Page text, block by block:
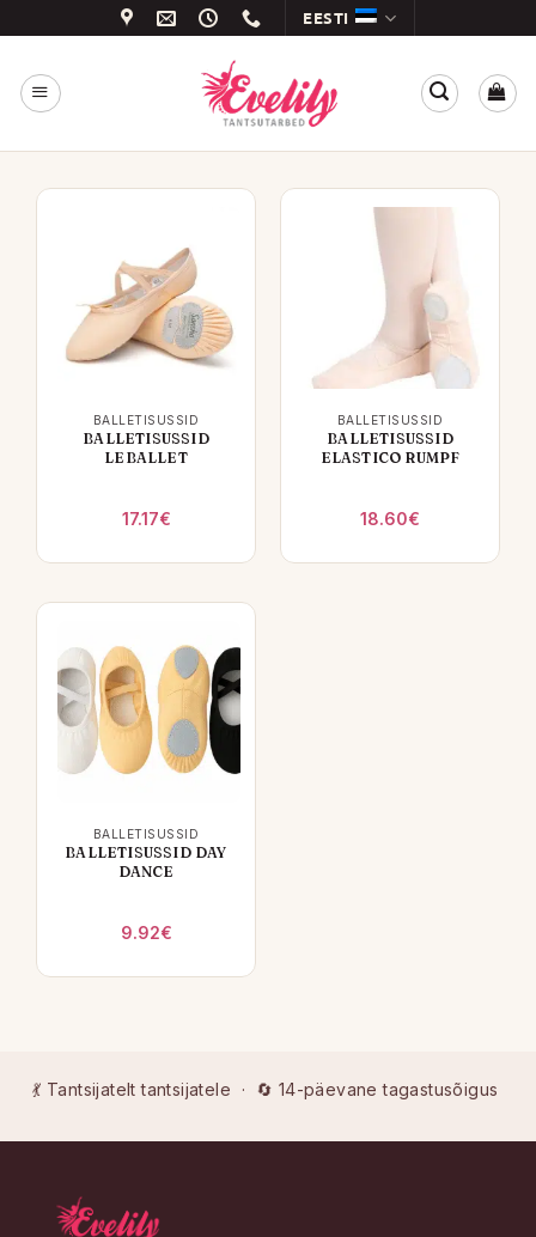
to
content
EESTI
BALLETISUSSID
BALLETISUSSID
LEBALLET
17.17€
BALLETISUSSID
BALLETISUSSID
ELASTICO RUMPF
18.60€
BALLETISUSSID
BALLETISUSSID DAY
DANCE
9.92€
💃 Tantsijatelt tantsijatele · 🔄 14-päevane tagastusõigus